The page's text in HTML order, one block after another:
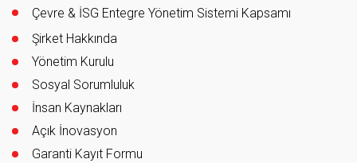
Çevre & İSG Entegre Yönetim Sistemi Kapsamı
Şirket Hakkında
Yönetim Kurulu
Sosyal Sorumluluk
İnsan Kaynakları
Açık İnovasyon
Garanti Kayıt Formu